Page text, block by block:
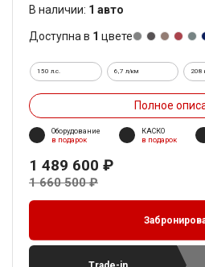
В наличии: 1 авто
Доступна в 1 цвете
150 л.с. 6,7 л/км 208
Полное
Оборудование
в подарок
КАСКО
в подарок
1 489 600 ₽
1 660 500 ₽